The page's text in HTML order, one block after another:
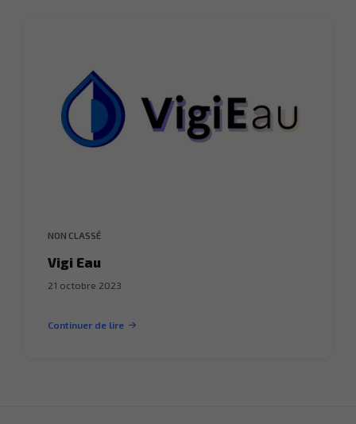
NON CLASSÉ
Vigi Eau
21 octobre 2023
Continuer de lire